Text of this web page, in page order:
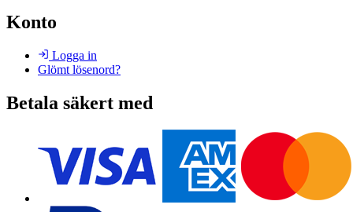
Konto
Logga in
Glömt lösenord?
Betala säkert med